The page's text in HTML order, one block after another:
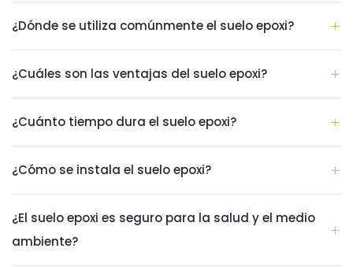
¿Dónde se utiliza comúnmente el suelo epoxi?
¿Cuáles son las ventajas del suelo epoxi?
¿Cuánto tiempo dura el suelo epoxi?
¿Cómo se instala el suelo epoxi?
¿El suelo epoxi es seguro para la salud y el medio
ambiente?